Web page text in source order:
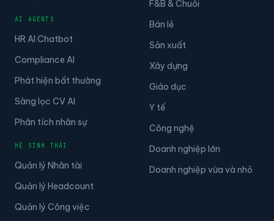
AI AGENTS
HR AI Chatbot
Compliance AI
Phát hiện bất thường
Sàng lọc CV AI
Phân tích nhân sự
HỆ SINH THÁI
Quản lý Nhân tài
Quản lý Headcount
Quản lý Công việc
F&B & Chuỗi
Bán lẻ
Sản xuất
Xây dựng
Giáo dục
Y tế
Công nghệ
Doanh nghiệp lớn
Doanh nghiệp vừa và nhỏ